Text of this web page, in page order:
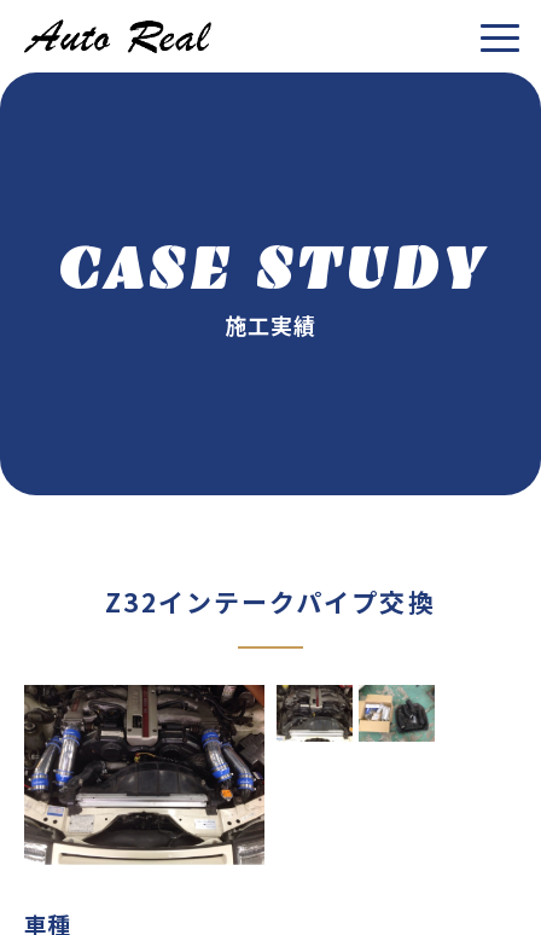
CASE STUDY
施工実績
Z32インテークパイプ交換
車種